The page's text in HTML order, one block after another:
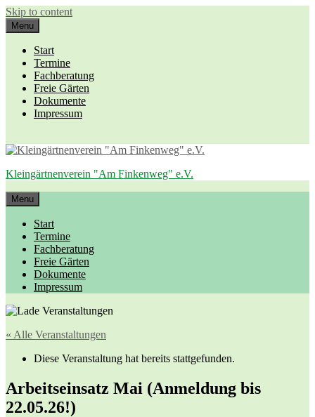
Skip to content
Menu
Start
Termine
Fachberatung
Freie Gärten
Dokumente
Impressum
Kleingärtnenverein "Am Finkenweg" e.V.
Menu
Start
Termine
Fachberatung
Freie Gärten
Dokumente
Impressum
« Alle Veranstaltungen
Diese Veranstaltung hat bereits stattgefunden.
Arbeitseinsatz Mai (Anmeldung bis
22.05.26!)